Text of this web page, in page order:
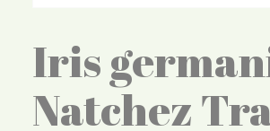
Iris
Natchez